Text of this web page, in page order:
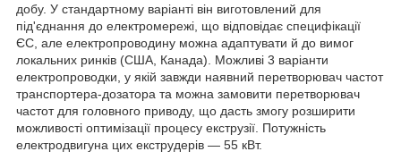
добу. У стандартному варіанті він виготовлений для
під'єднання до електромережі, що відповідає специфікації
ЄС, але електропроводину можна адаптувати й до вимог
локальних ринків (США, Канада). Можливі 3 варіанти
електропроводки, у якій завжди наявний перетворювач частот
транспортера-дозатора та можна замовити перетворювач
частот для головного приводу, що дасть змогу розширити
можливості оптимізації процесу екструзії. Потужність
електродвигуна цих екструдерів — 55 кВт.